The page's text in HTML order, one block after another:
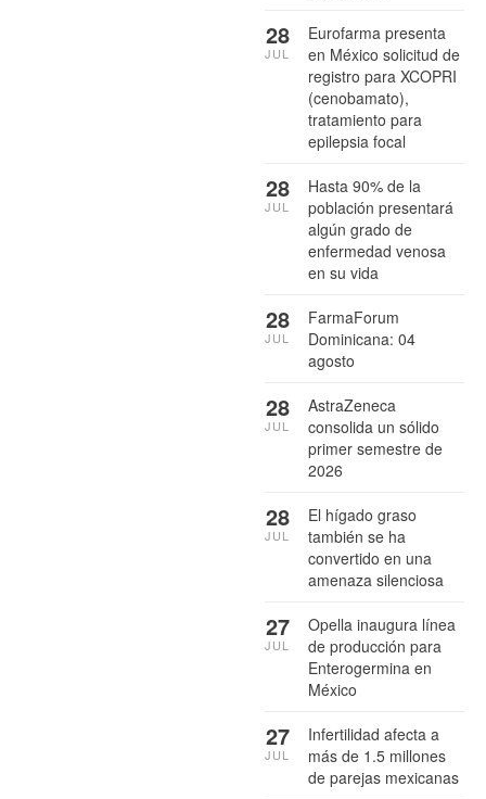
Eurofarma presenta
en México solicitud de
registro para XCOPRI
(cenobamato),
tratamiento para
epilepsia focal
28
JUL
Hasta 90% de la
población presentará
algún grado de
enfermedad venosa
en su vida
28
JUL
FarmaForum
Dominicana: 04
agosto
28
JUL
AstraZeneca
consolida un sólido
primer semestre de
2026
28
JUL
El hígado graso
también se ha
convertido en una
amenaza silenciosa
28
JUL
Opella inaugura línea
de producción para
Enterogermina en
México
27
JUL
Infertilidad afecta a
más de 1.5 millones
de parejas mexicanas
27
JUL